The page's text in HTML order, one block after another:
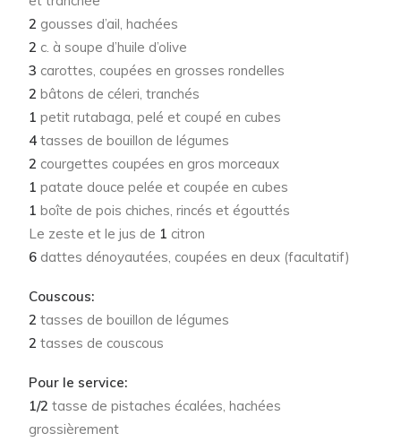
2 gousses d’ail, hachées
2 c. à soupe d’huile d’olive
3 carottes, coupées en grosses rondelles
2 bâtons de céleri, tranchés
1 petit rutabaga, pelé et coupé en cubes
4 tasses de bouillon de légumes
2 courgettes coupées en gros morceaux
1 patate douce pelée et coupée en cubes
1 boîte de pois chiches, rincés et égouttés
Le zeste et le jus de 1 citron
6 dattes dénoyautées, coupées en deux (facultatif)
Couscous:
2 tasses de bouillon de légumes
2 tasses de couscous
Pour le service:
1/2 tasse de pistaches écalées, hachées
grossièrement